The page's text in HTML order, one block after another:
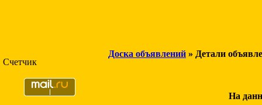
Счетчик
Доска объявлений » Детали
На